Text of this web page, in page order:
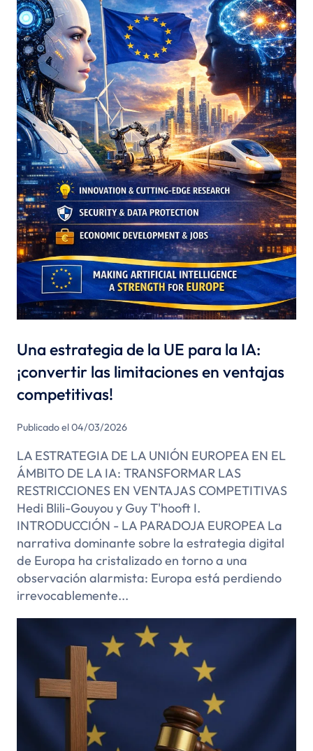
Una estrategia de la UE para la IA:
¡convertir las limitaciones en ventajas
competitivas!
Publicado el 04/03/2026
LA ESTRATEGIA DE LA UNIÓN EUROPEA EN EL
ÁMBITO DE LA IA: TRANSFORMAR LAS
RESTRICCIONES EN VENTAJAS COMPETITIVAS
Hedi Blili-Gouyou y Guy T'hooft I.
INTRODUCCIÓN - LA PARADOJA EUROPEA La
narrativa dominante sobre la estrategia digital
de Europa ha cristalizado en torno a una
observación alarmista: Europa está perdiendo
irrevocablemente...